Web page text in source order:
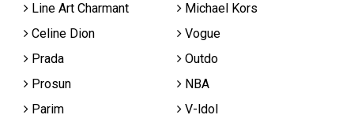
Line Art Charmant
Michael Kors
Celine Dion
Vogue
Prada
Outdo
Prosun
NBA
Parim
V-ldol